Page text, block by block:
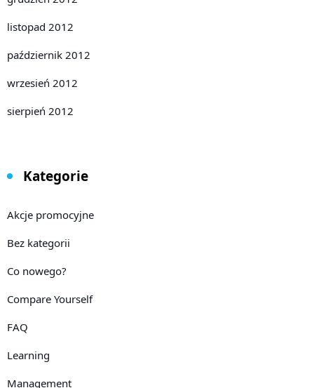
listopad 2012
październik 2012
wrzesień 2012
sierpień 2012
Kategorie
Akcje promocyjne
Bez kategorii
Co nowego?
Compare Yourself
FAQ
Learning
Management